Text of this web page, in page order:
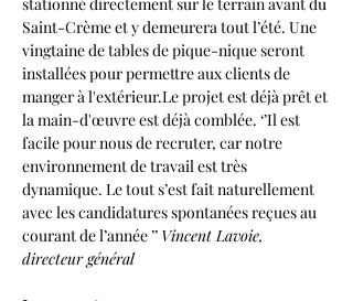
Saint-Crème et y demeurera tout l’été. Une
vingtaine de tables de pique-nique seront
installées pour permettre aux clients de
manger à l'extérieur.Le projet est déjà prêt et
la main-d'œuvre est déjà comblée. ‘’Il est
facile pour nous de recruter, car notre
environnement de travail est très
dynamique. Le tout s’est fait naturellement
avec les candidatures spontanées reçues au
courant de l’année ’’ Vincent Lavoie,
directeur général